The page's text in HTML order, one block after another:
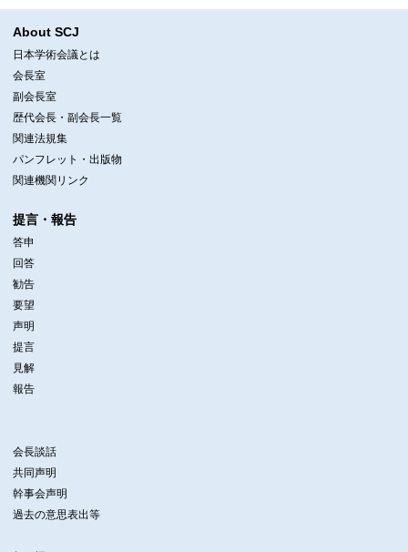
About SCJ
日本学術会議とは
会長室
副会長室
歴代会長・副会長一覧
関連法規集
パンフレット・出版物
関連機関リンク
提言・報告
答申
回答
勧告
要望
声明
提言
見解
報告
会長談話
共同声明
幹事会声明
過去の意思表出等